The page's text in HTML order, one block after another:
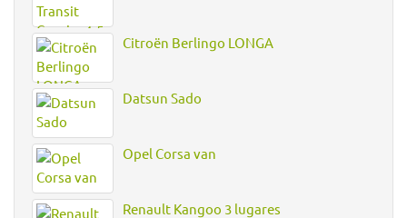
Citroën Berlingo LONGA
Datsun Sado
Opel Corsa van
Renault Kangoo 3 lugares